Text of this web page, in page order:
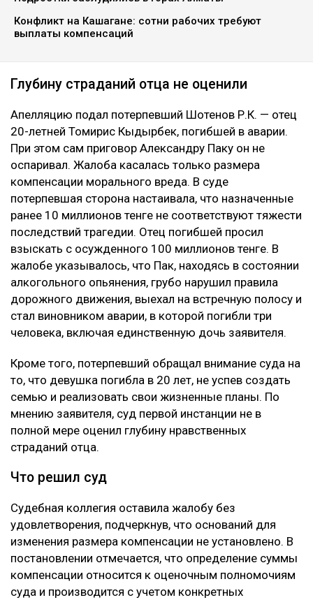
Конфликт на Кашагане: сотни рабочих требуют
выплаты компенсаций
Глубину страданий отца не оценили
Апелляцию подал потерпевший Шотенов Р.К. — отец
20-летней Томирис Кыдырбек, погибшей в аварии.
При этом сам приговор Александру Паку он не
оспаривал. Жалоба касалась только размера
компенсации морального вреда. В суде
потерпевшая сторона настаивала, что назначенные
ранее 10 миллионов тенге не соответствуют тяжести
последствий трагедии. Отец погибшей просил
взыскать с осужденного 100 миллионов тенге. В
жалобе указывалось, что Пак, находясь в состоянии
алкогольного опьянения, грубо нарушил правила
дорожного движения, выехал на встречную полосу и
стал виновником аварии, в которой погибли три
человека, включая единственную дочь заявителя.
Кроме того, потерпевший обращал внимание суда на
то, что девушка погибла в 20 лет, не успев создать
семью и реализовать свои жизненные планы. По
мнению заявителя, суд первой инстанции не в
полной мере оценил глубину нравственных
страданий отца.
Что решил суд
Судебная коллегия оставила жалобу без
удовлетворения, подчеркнув, что оснований для
изменения размера компенсации не установлено. В
постановлении отмечается, что определение суммы
компенсации относится к оценочным полномочиям
суда и производится с учетом конкретных